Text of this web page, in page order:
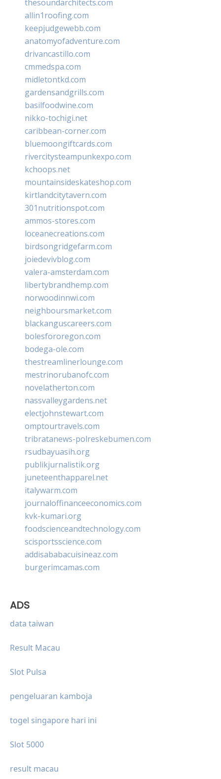
thesoundarchitects.com
allin1roofing.com
keepjudgewebb.com
anatomyofadventure.com
drivancastillo.com
cmmedspa.com
midletontkd.com
gardensandgrills.com
basilfoodwine.com
nikko-tochigi.net
caribbean-corner.com
bluemoongiftcards.com
rivercitysteampunkexpo.com
kchoops.net
mountainsideskateshop.com
kirtlandcitytavern.com
301nutritionspot.com
ammos-stores.com
loceanecreations.com
birdsongridgefarm.com
joiedevivblog.com
valera-amsterdam.com
libertybrandhemp.com
norwoodinnwi.com
neighboursmarket.com
blackanguscareers.com
bolesfororegon.com
bodega-ole.com
thestreamlinerlounge.com
mestrinorubanofc.com
novelatherton.com
nassvalleygardens.net
electjohnstewart.com
omptourtravels.com
tribratanews-polreskebumen.com
rsudbayuasih.org
publikjurnalistik.org
juneteenthapparel.net
italywarm.com
journaloffinanceeconomics.com
kvk-kumari.org
foodscienceandtechnology.com
scisportsscience.com
addisababacuisineaz.com
burgerimcamas.com
ADS
data taiwan
Result Macau
Slot Pulsa
pengeluaran kamboja
togel singapore hari ini
Slot 5000
result macau